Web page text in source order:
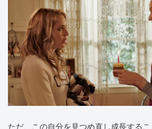
ただ、この自分を見つめ直し成長する